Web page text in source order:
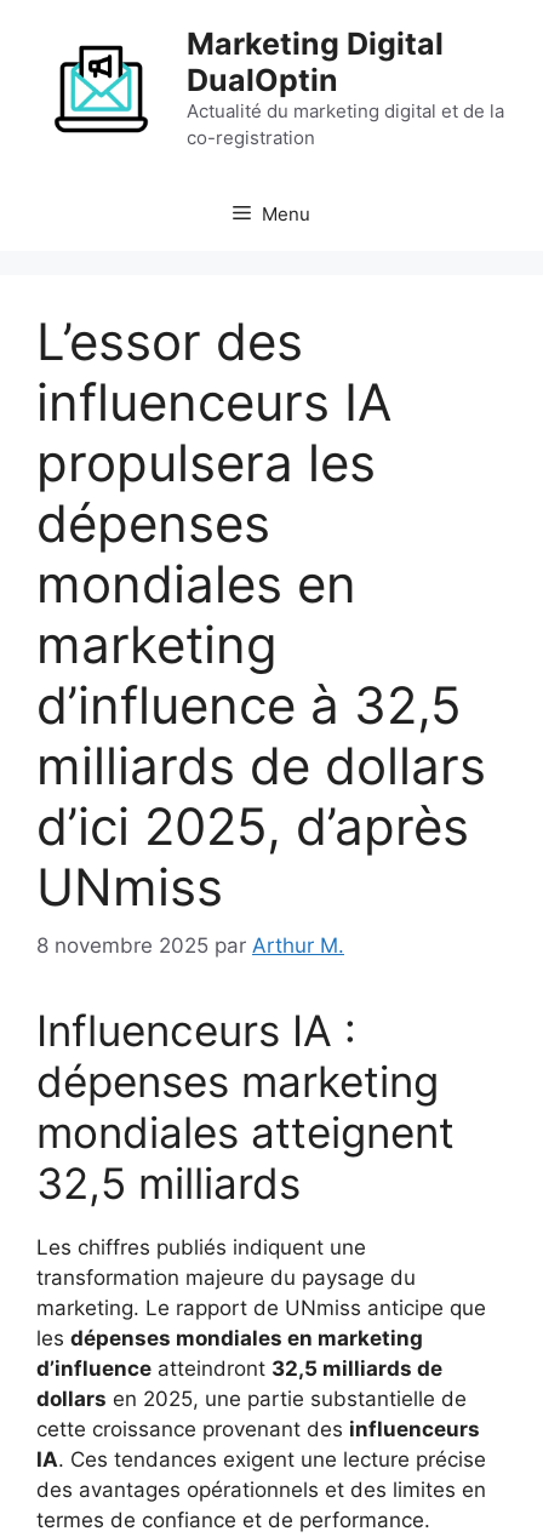
contenu
Marketing Digital
DualOptin
Actualité du marketing digital et de la
co-registration
Menu
L’essor des
influenceurs IA
propulsera les
dépenses
mondiales en
marketing
d’influence à 32,5
milliards de dollars
d’ici 2025, d’après
UNmiss
8 novembre 2025 par Arthur M.
Influenceurs IA :
dépenses marketing
mondiales atteignent
32,5 milliards
Les chiffres publiés indiquent une
transformation majeure du paysage du
marketing. Le rapport de UNmiss anticipe que
les dépenses mondiales en marketing
d’influence atteindront 32,5 milliards de
dollars en 2025, une partie substantielle de
cette croissance provenant des influenceurs
IA. Ces tendances exigent une lecture précise
des avantages opérationnels et des limites en
termes de confiance et de performance.